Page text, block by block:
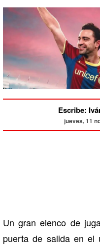
Escribe:
jueves, 11
Un gran elenco de
puerta de salida en el